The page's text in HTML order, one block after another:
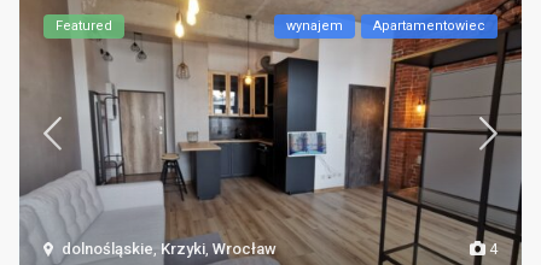
4
dolnośląskie, Krzyki,Wrocław
Featured wynajem Apartamentowiec